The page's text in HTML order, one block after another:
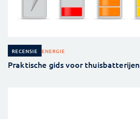
RECENSIE ENERGIE
Praktische gids voor thuisbatterijen